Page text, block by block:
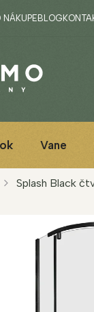
NÁKUPE BLOG
Vane
Splash Black